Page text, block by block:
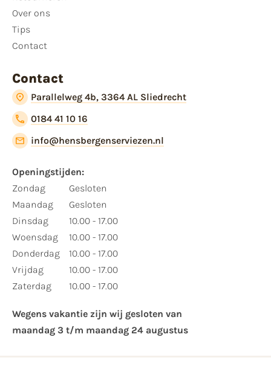
Over ons
Tips
Contact
Contact
Parallelweg 4b, 3364 AL Sliedrecht
0184 41 10 16
info@hensbergenserviezen.nl
Openingstijden:​
​Zondag
Maandag
Dinsdag
Woensdag
Donderdag
Vrijdag
Zaterdag
Gesloten
Gesloten
10.00 - 17.00
10.00 - 17.00
10.00 - 17.00
10.00 - 17.00
10.00 - 17.00
Wegens vakantie zijn wij gesloten van ​
maandag 3 t/m maandag 24 augustus